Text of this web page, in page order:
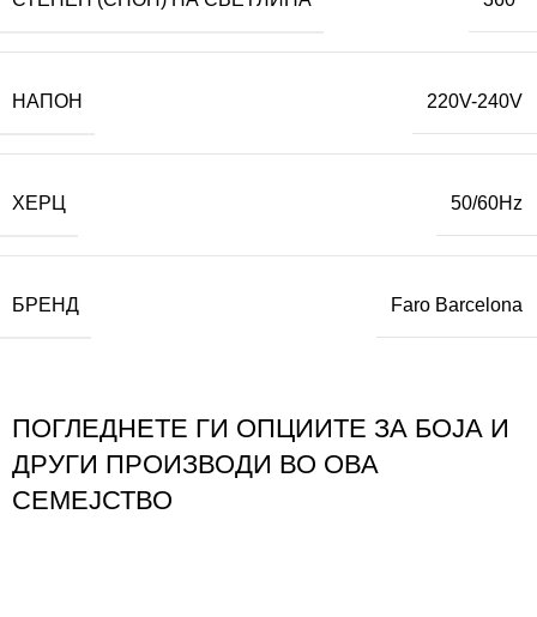
НАПОН 220V-240V
ХЕРЦ 50/60Hz
БРЕНД Faro Barcelona
ПОГЛЕДНЕТЕ ГИ ОПЦИИТЕ ЗА БОЈА И
ДРУГИ ПРОИЗВОДИ ВО ОВА
СЕМЕЈСТВО